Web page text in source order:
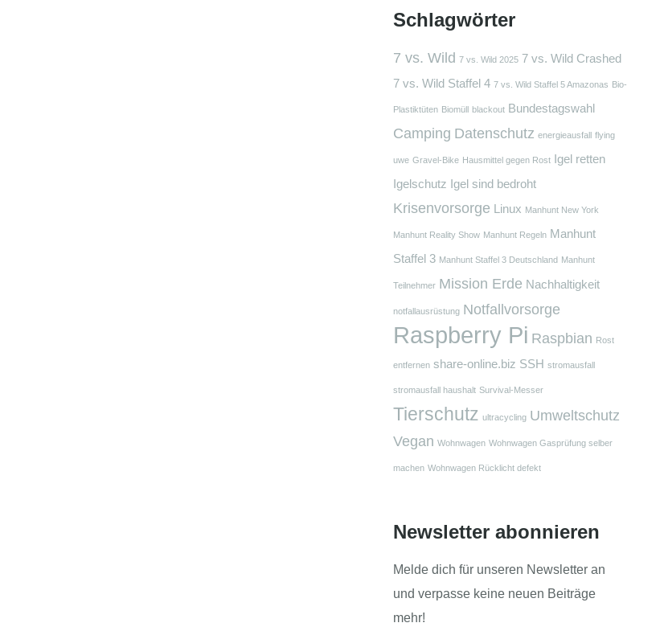
Schlagwörter
7 vs. Wild 7 vs. Wild 2025 7 vs. Wild Crashed
7 vs. Wild Staffel 4 7 vs. Wild Staffel 5 Amazonas Bio-
Plastiktüten Biomüll blackout Bundestagswahl
Camping Datenschutz energieausfall flying
uwe Gravel-Bike Hausmittel gegen Rost
Igel retten
Igelschutz Igel sind bedroht
Krisenvorsorge Linux Manhunt New York
Manhunt Reality Show Manhunt Regeln Manhunt
Staffel 3 Manhunt Staffel 3 Deutschland Manhunt
Teilnehmer Mission Erde Nachhaltigkeit
notfallausrüstung Notfallvorsorge
Raspberry Pi Raspbian Rost
entfernen share-online.biz SSH stromausfall
stromausfall haushalt Survival-Messer
Tierschutz ultracycling Umweltschutz
Vegan Wohnwagen Wohnwagen Gasprüfung selber
machen Wohnwagen Rücklicht defekt
Newsletter abonnieren
Melde dich für unseren Newsletter an
und verpasse keine neuen Beiträge
mehr!